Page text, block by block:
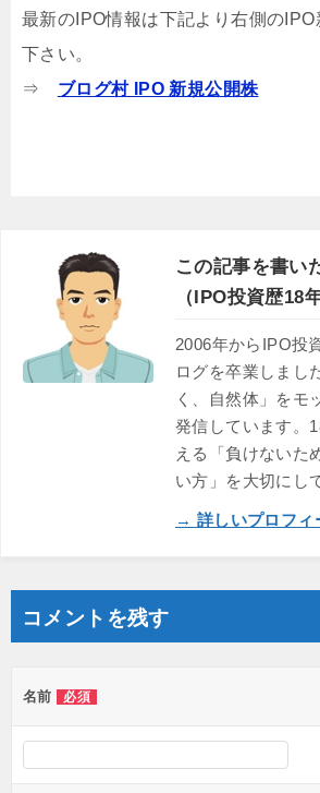
最新のIPO情報は下記より右側の
下さい。
⇒ ブログ村 IPO 新規公開株
この記事を書い
（IPO投資歴18年
2006年からIPO投
ログを卒業しまし
く、自然体」をモ
発信しています。
える「負けないた
い方」を大切にし
→ 詳しいプロフィ
コメントを残す
名前 必須